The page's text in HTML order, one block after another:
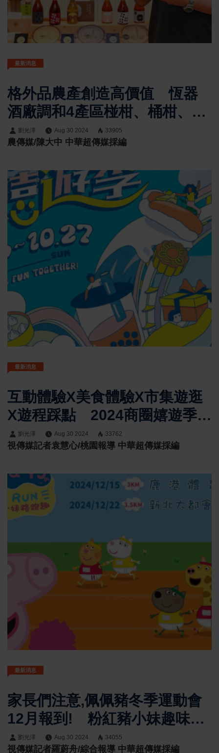
最新消息
格外品農產創造高價值 恆器
酒廠調和4產區椪柑、桶柑、茂
谷推酒品
劉光澤 Aug 30 2024 33905
農傳媒/陳大中 中華超傳媒採編
最新消息
互動體驗x美食體驗x市集遊逛
X遊程踩點 2024商圈嬉遊季全
台六都將陸續展開
劉光澤 Aug 30 2024 33762
視傳媒記者袁慧心/桃園報導 中華超傳媒採編
最新消息
家長們注意,佩佩豬冬季運動會
12月報到! 粉紅豬小妹趣味路
跑早鳥報名有驚喜!
劉光澤 Aug 30 2024 34055
視傳媒記者羅蔚舟/綜合報導 中華超傳媒採編